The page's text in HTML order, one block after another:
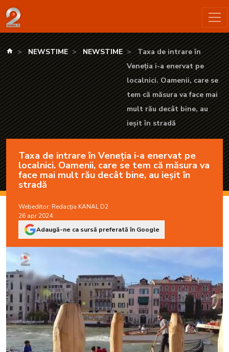
Taxa de intrare în Veneția i-a enervat pe localnici. Oamenii,
kanald.ro
NEWSTIME NEWSTIME
Taxa de intrare în
Veneția i-a enervat pe
localnici. Oamenii, care se
tem că măsura va face mai
mult rău decât bine, au
ieșit în stradă
Taxa de intrare în Veneția i-a enervat pe
localnici. Oamenii, care se tem că măsura va
face mai mult rău decât bine, au ieșit în
stradă
Webeditor: Redacția KANAL D2
26 apr 2024
Adaugă-ne ca sursă preferată în Google